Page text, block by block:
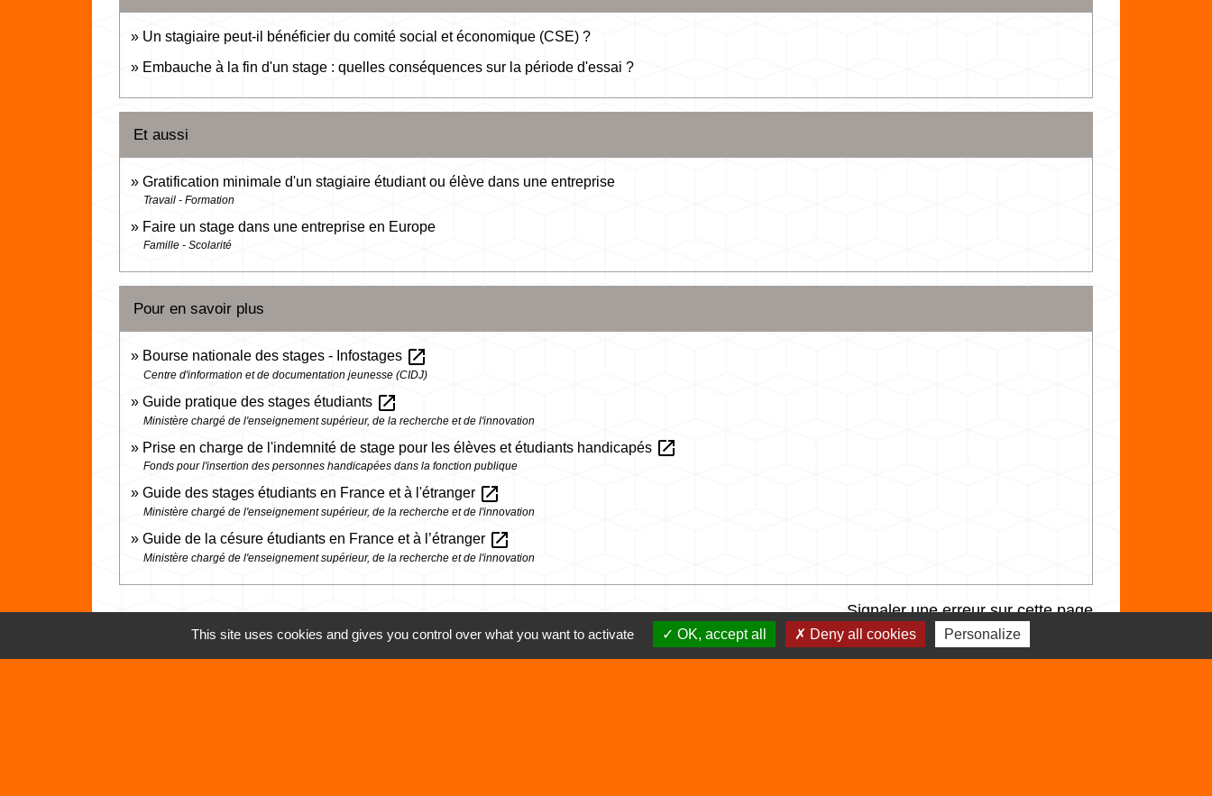
Un stagiaire peut-il bénéficier du comité social et économique (CSE) ?
Embauche à la fin d'un stage : quelles conséquences sur la période d'essai ?
Et aussi
Gratification minimale d'un stagiaire étudiant ou élève dans une entreprise
Travail - Formation
Faire un stage dans une entreprise en Europe
Famille - Scolarité
Pour en savoir plus
Bourse nationale des stages - Infostages open_in_new
Centre d'information et de documentation jeunesse (CIDJ)
Guide pratique des stages étudiants open_in_new
Ministère chargé de l'enseignement supérieur, de la recherche et de l'innovation
Prise en charge de l'indemnité de stage pour les élèves et étudiants handicapés open_in_new
Fonds pour l'insertion des personnes handicapées dans la fonction publique
Guide des stages étudiants en France et à l'étranger open_in_new
Ministère chargé de l'enseignement supérieur, de la recherche et de l'innovation
Guide de la césure étudiants en France et à l’étranger open_in_new
Ministère chargé de l'enseignement supérieur, de la recherche et de l'innovation
Signaler une erreur sur cette page
This site uses cookies and gives you control over what you want to activate OK, accept all Deny all cookies Personalize